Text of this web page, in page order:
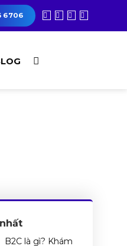
6706
B2C là gì? Khám